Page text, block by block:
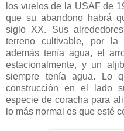
los vuelos de la USAF de
que su abandono habrá
siglo XX. Sus
terreno cultivable, por
además tenía agua, el
estacionalmente, y un
siempre tenía agua. Lo
construcción en el lado
especie de coracha para
lo más normal es que esté